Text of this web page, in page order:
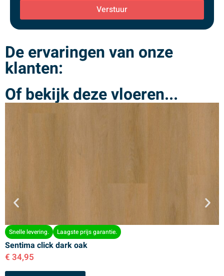
Verstuur
De ervaringen van onze
klanten:
Of bekijk deze vloeren...
Snelle levering. Laagste prijs garantie.
Sentima click dark oak
€ 34,95